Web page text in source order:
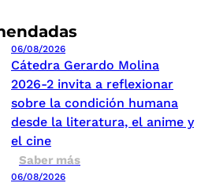
06/08/2026
Cátedra Gerardo Molina
2026-2 invita a reflexionar
sobre la condición humana
desde la literatura, el anime y
el cine
Saber más
06/08/2026